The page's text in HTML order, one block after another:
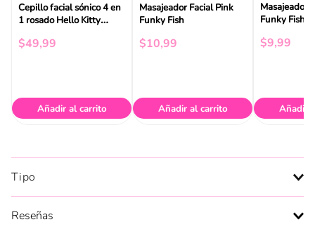
Cepillo facial sónico 4 en
1 rosado Hello Kitty
$49,99
Añadir al carrito
Masajeador Facial Pink
Funky Fish
$10,99
Añadir al carrito
Masajeador
Funky Fish
$9,99
Añadir
Tipo
Reseñas